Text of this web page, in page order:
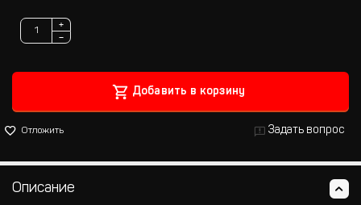
+
−
Добавить в корзину
Отложить Задать вопрос
Описание